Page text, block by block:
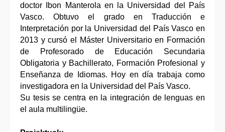
doctor Ibon Manterola en la Universidad del País
Vasco. Obtuvo el grado en Traducción e
Interpretación por la Universidad del País Vasco en
2013 y cursó el Máster Universitario en Formación
de Profesorado de Educación Secundaria
Obligatoria y Bachillerato, Formación Profesional y
Enseñanza de Idiomas. Hoy en día trabaja como
investigadora en la Universidad del País Vasco.
Su tesis se centra en la integración de lenguas en
el aula multilingüe.